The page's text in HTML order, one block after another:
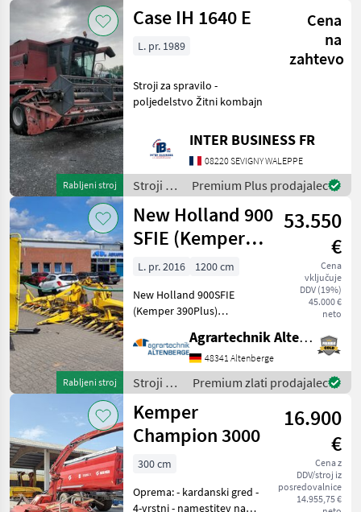
Maisgebiss
spravilo
-
Rabljeni stroj
Case IH 1640 E
Cena
na
zahtevo
L. pr. 1989
Stroji za spravilo -
poljedelstvo Žitni kombajn
INTER BUSINESS FR
08220 SEVIGNY WALEPPE
Stroji za
spravilo
-
poljedelstvo
/ Case IH
Premium Plus prodajalec
Rabljeni stroj
New Holland 900
SFIE (Kemper
390Plus)
53.550
€
Cena
vključuje
DDV (19%)
45.000 €
neto
L. pr. 2016
1200 cm
New Holland 900SFIE
(Kemper 390Plus)
Gebrauchtmaschine -
Baujahr: 2016 - Modeljahr:
2016 - 12 Reihen bei 75cm
Reihe (900cm Arbeitsbreite)
- Reihenf
Agrartechnik Altenberge GmbH
48341 Altenberge
Stroji za
spravilo
-
poljedelstvo
/ New
Holland
Premium zlati prodajalec
Kemper
Champion 3000
16.900
€
Cena z
DDV/stroj iz
posredovalnice
14.955,75 €
300 cm
Oprema: - kardanski gred -
4-vrstni - namestitev na